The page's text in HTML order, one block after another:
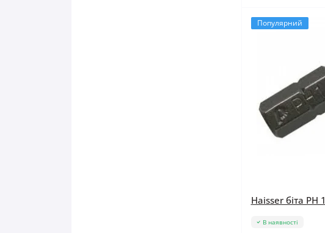
Популярний
Haisser біта PH
В наявності